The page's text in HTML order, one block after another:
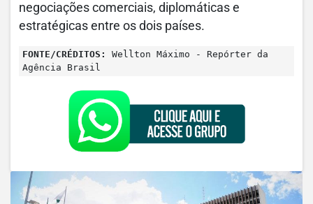
negociações comerciais, diplomáticas e
estratégicas entre os dois países.
FONTE/CRÉDITOS:
Wellton Máximo - Repórter da
Agência Brasil